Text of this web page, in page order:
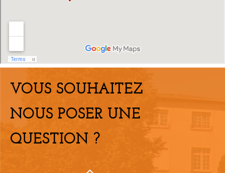
VOUS SOUHAITEZ
NOUS POSER UNE
QUESTION ?